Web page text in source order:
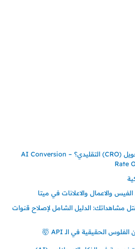
لماذا يفشل تحسين معدل التحويل (CRO) التقليدي؟ – AI Conversion
Rate
والاعمال والاعلانات في ميتا
مشاهداتك: الدليل الشامل لإصلاح قنوات